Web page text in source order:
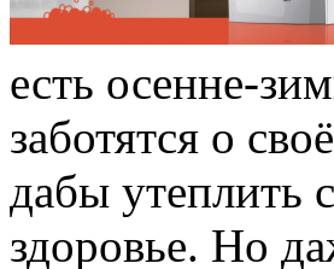
есть осенне-
заботятся о
дабы утеплить
здоровье. Но